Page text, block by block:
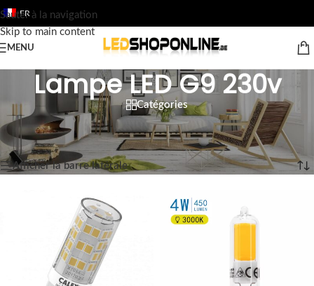
Sauter à la navigation
Skip to main content
FR
MENU
Lampe LED G9 230v
Catégories
Accueil / Boutique Sortie /LES LAMPES À LED/Lampe LED G9 230v
6 résultats affichés
Afficher la barre latérale